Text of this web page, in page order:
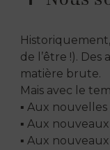
de l’être !).
matière brute.
Mais avec le
▪️ Aux
▪️ Aux
▪️ Aux